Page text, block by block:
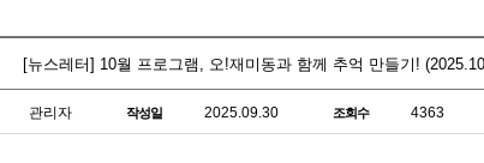
[뉴스레터] 10월 프로그램, 오!재미동과 함께 추억 만들기!
관리자 작성일 2025.09.30 조회수 4363